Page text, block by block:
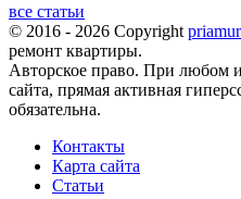
все статьи
© 2016 - 2026 Copyright
ремонт квартиры.
Авторское право. При любом
сайта, прямая активная
обязательна.
Контакты
Карта сайта
Статьи